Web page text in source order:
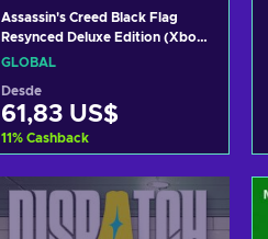
Assassin's Creed Black Flag
Resynced Deluxe Edition (Xbox
Series X|S) XBOX LIVE Key
GLOBAL
Desde
61,83 US$
11% Cashback
Añadir al carrito
Ver ofertas